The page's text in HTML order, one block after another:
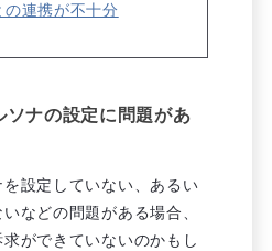
の連携が不十分
ソナの設定に問題があ
設定していない、あるい
などの問題がある場合、
ができていないのかもし